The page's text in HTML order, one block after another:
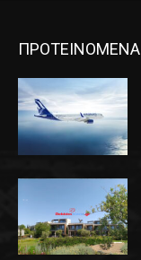
ΠΡΟΤΕΙΝΟΜΕΝΑ